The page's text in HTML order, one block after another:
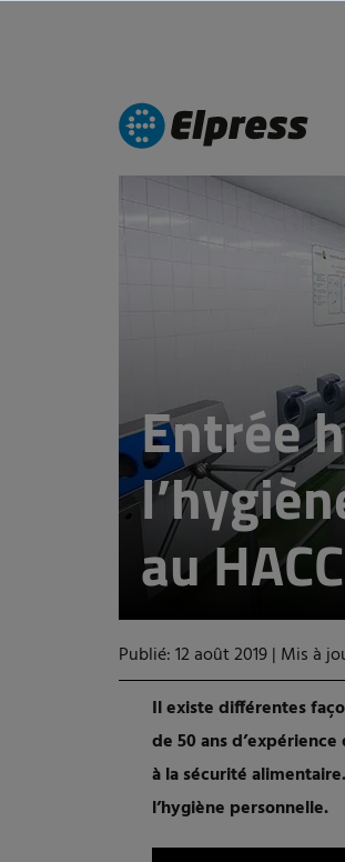
Entrée
au
Publié: 12 août 2019| Mis à
Il existe différentes
de 50 ans
à la sécurité
l’hygiène personnelle.